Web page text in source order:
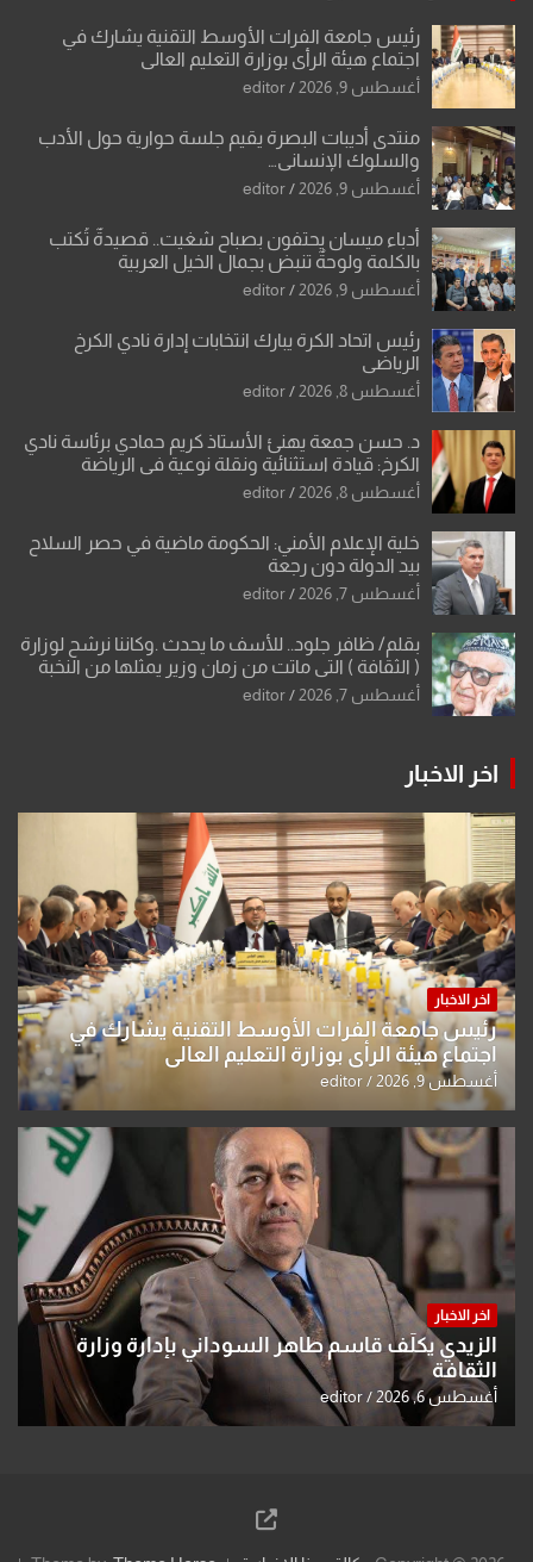
رئيس جامعة الفرات الأوسط التقنية يشارك في
اجتماع هيئة الرأي بوزارة التعليم العالي
أغسطس 9, 2026 editor
منتدى أديبات البصرة يقيم جلسة حوارية حول الأدب
والسلوك الإنساني…
أغسطس 9, 2026 editor
أدباء ميسان يحتفون بصباح شغيت.. قصيدةٌ تُكتب
بالكلمة ولوحةٌ تنبض بجمال الخيل العربية
أغسطس 9, 2026 editor
رئيس اتحاد الكرة يبارك انتخابات إدارة نادي الكرخ
الرياضي
أغسطس 8, 2026 editor
د. حسن جمعة يهنئ الأستاذ كريم حمادي برئاسة نادي
الكرخ: قيادة استثنائية ونقلة نوعية في الرياضة
العراقية
أغسطس 8, 2026 editor
خلية الإعلام الأمني: الحكومة ماضية في حصر السلاح
بيد الدولة دون رجعة
أغسطس 7, 2026 editor
بقلم/ ظافر جلود.. للأسف ما يحدث .وكاننا نرشح لوزارة
( الثقافة ) التي ماتت من زمان وزير يمثلها من النخبة
والإرث العظيم للثقافة العراقية..
أغسطس 7, 2026 editor
اخر الاخبار
اخر الاخبار
رئيس جامعة الفرات الأوسط التقنية يشارك في
اجتماع هيئة الرأي بوزارة التعليم العالي
أغسطس 9, 2026 editor
اخر الاخبار
الزيدي يكلّف قاسم طاهر السوداني بإدارة وزارة
الثقافة
أغسطس 6, 2026 editor